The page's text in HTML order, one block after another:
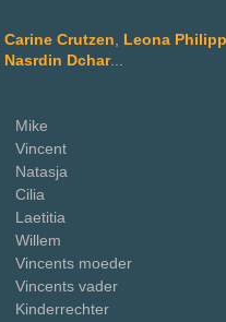
Carine Crutzen Leona
Nasrdin Dchar...
Mike
Vincent
Natasja
Cilia
Laetitia
Willem
Vincents moeder
Vincents vader
Kinderrechter